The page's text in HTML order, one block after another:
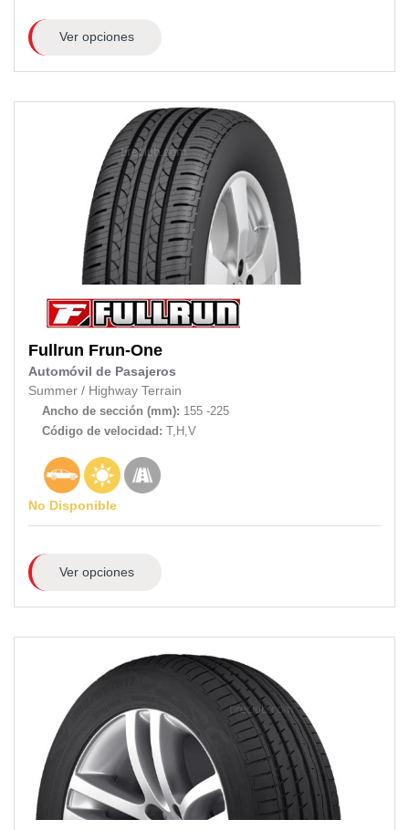
Ver opciones
Fullrun Frun-One
Automóvil de Pasajeros
Summer / Highway Terrain
Ancho de sección (mm): 155 -225
Código de velocidad: T,H,V
No Disponible
Ver opciones